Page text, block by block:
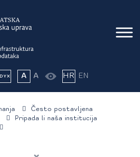
A A HR EN
Često postavljena
Pripada li naša institucija